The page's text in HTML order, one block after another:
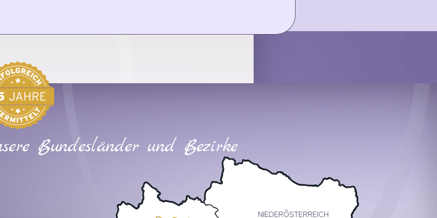
Bundesländer und Bezirke
NIEDERÖSTERREICH